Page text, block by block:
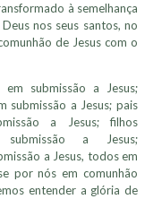
à semelhança
nos seus santos, no
de Jesus com o
em submissão a Jesus;
submissão a Jesus; pais
a Jesus; filhos
a Jesus;
a Jesus, todos em
por nós em comunhão
entender a glória de